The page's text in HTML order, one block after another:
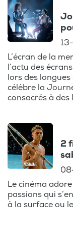
L’écran de la
l’actu des
lors des longues
célèbre la
consacrés à des
2
Le cinéma
passions qui
à la surface ou